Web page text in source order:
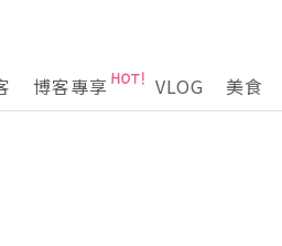
博客專享 VLOG 美食